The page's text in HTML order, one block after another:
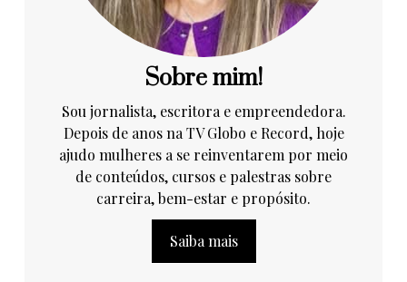
Sobre mim!
Sou jornalista, escritora e empreendedora.
Depois de anos na TV Globo e Record, hoje
ajudo mulheres a se reinventarem por meio
de conteúdos, cursos e palestras sobre
carreira, bem-estar e propósito.
Saiba mais